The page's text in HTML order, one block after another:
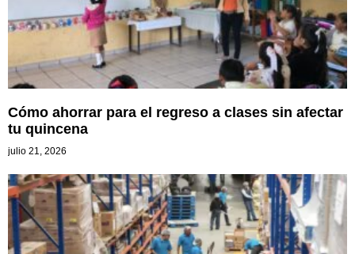
Cómo ahorrar para el regreso a clases sin afectar
tu quincena
julio 21, 2026